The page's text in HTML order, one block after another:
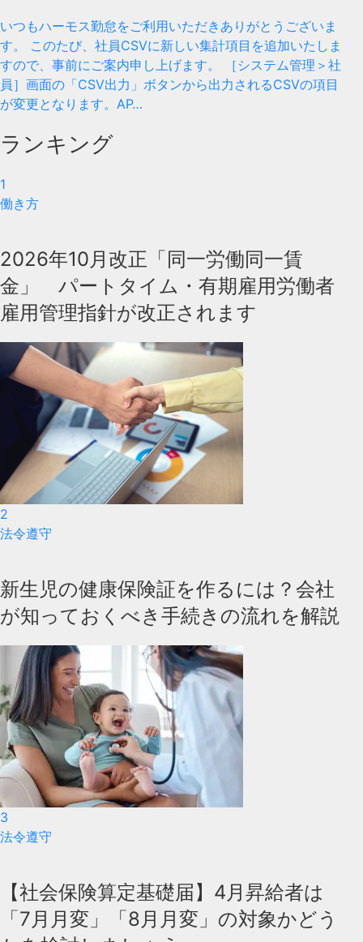
いつもハーモス勤怠をご利用いただきありがとうございま
す。 このたび、社員CSVに新しい集計項目を追加いたしま
すので、事前にご案内申し上げます。 ［システム管理＞社
員］画面の「CSV出力」ボタンから出力されるCSVの項目
が変更となります。AP…
ランキング
1
働き方
2026年10月改正「同一労働同一賃
金」 パートタイム・有期雇用労働者
雇用管理指針が改正されます
2
法令遵守
新生児の健康保険証を作るには？会社
が知っておくべき手続きの流れを解説
3
法令遵守
【社会保険算定基礎届】4月昇給者は
「7月月変」「8月月変」の対象かどう